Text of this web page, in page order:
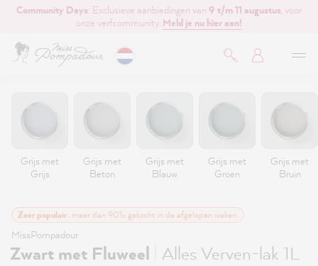
hoofdinhoud
Community Days: Exclusieve aanbiedingen van 9 t/m 11 augustus , voor
onze verfcommunity. Meld je nu hier aan!
Grijs met
Grijs
Grijs met
Beton
Grijs met
Blauw
Grijs met
Groen
Grijs met
Bruin
Zeer populair: meer dan 901x gekocht in de afgelopen weken.
MissPompadour
Zwart met Fluweel Alles Verven-lak 1L